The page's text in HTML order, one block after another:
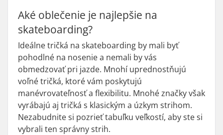
Aké oblečenie je najlepšie na
skateboarding?
Ideálne tričká na skateboarding by mali byť
pohodlné na nosenie a nemali by vás
obmedzovať pri jazde. Mnohí uprednostňujú
voľné tričká, ktoré vám poskytujú
manévrovateľnosť a flexibilitu. Mnohé značky však
vyrábajú aj tričká s klasickým a úzkym strihom.
Nezabudnite si pozrieť tabuľku veľkostí, aby ste si
vybrali ten správny strih.